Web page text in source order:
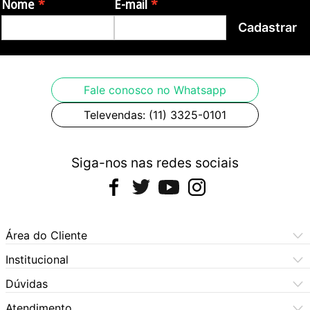
- Alimentação: ponta com centro negativo de 9V (não
Nome E-mail
Cadastrar
Fale conosco no Whatsapp
Televendas: (11) 3325-0101
Siga-nos nas redes sociais
Área do Cliente
Meus Pedidos
Meus Dados
Institucional
Central de Atendimento
Dúvidas Frequentes
Dúvidas
Como Comprar